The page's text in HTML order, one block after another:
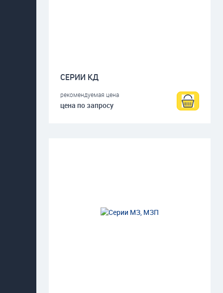
СЕРИИ КД
рекомендуемая цена
цена по запросу